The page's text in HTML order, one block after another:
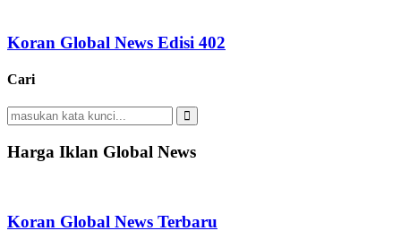
Koran Global News Edisi 402
Cari
Search
for:
Search
Harga Iklan Global News
Koran Global News Terbaru